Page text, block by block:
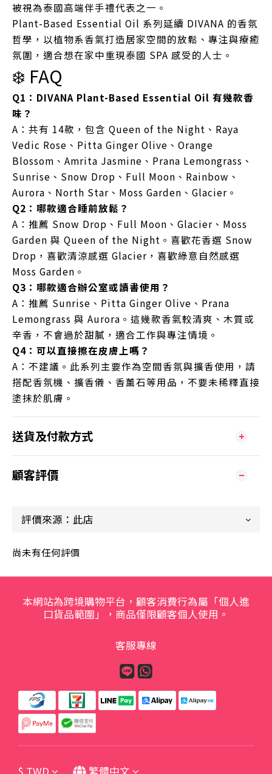
被視為泰國高端伴手禮代表之一。
Plant-Based Essential Oil 系列延續 DIVANA 的香氛
哲學，以植物系香氣打造居家空間的放鬆、專注與療癒
氛圍，適合想在家中重現泰國 SPA 感受的人士。
❄️ FAQ
Q1：DIVANA Plant-Based Essential Oil 有幾款香
味？
A：共有 14款，包含 Queen of the Night、Raya
Vedic Rose、Pitta Ginger Olive、Orange
Blossom、Amrita Jasmine、Prana Lemongrass、
Sunrise、Snow Drop、Full Moon、Rainbow、
Aurora、North Star、Moss Garden、Glacier。
Q2：哪款適合睡前放鬆？
A：推薦 Snow Drop、Full Moon、Glacier、Moss
Garden 與 Queen of the Night。喜歡花香選 Snow
Drop，喜歡清涼感選 Glacier，喜歡綠意自然感選
Moss Garden。
Q3：哪款適合辦公室或讀書使用？
A：推薦 Sunrise、Pitta Ginger Olive、Prana
Lemongrass 與 Aurora。這幾款香氣較清爽、木質或
辛香，不會過於甜膩，適合工作與專注情境。
Q4：可以直接擦在皮膚上嗎？
A：不建議。此系列主要作為空間香氛與擴香使用，請
搭配香氛機、擴香儀、香薰石等用品，不要未稀釋直接
塗抹於肌膚。
送貨及付款方式
顧客評價
尚未有任何評價
本網站為跨境購物平台，顧客消費行為屬「個人進
口貨品範圍」，商品僅限顧客個人使用。
客服專線
$ TWD 繁體中文